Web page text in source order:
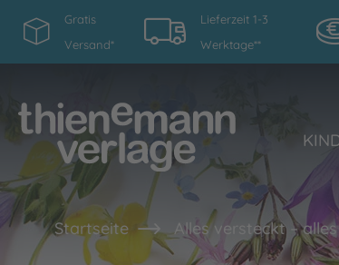
Gratis
Versand*
Lieferzeit 1-3
Werktage**
Startseite Alles versteckt –